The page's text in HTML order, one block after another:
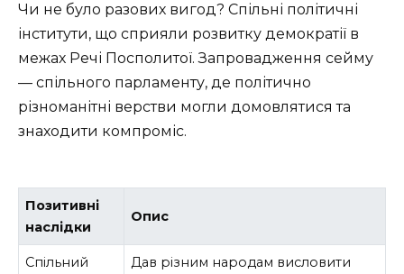
Чи не було разових вигод? Спільні політичні
інститути, що сприяли розвитку демократії в
межах Речі Посполитої. Запровадження сейму
— спільного парламенту, де політично
різноманітні верстви могли домовлятися та
знаходити компроміс.
Позитивні
наслідки
Опис
Спільний
Дав різним народам висловити